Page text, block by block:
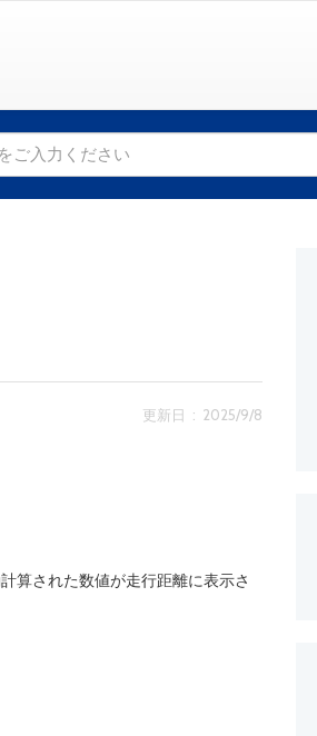
更新日 : 2025/9/8
算された数値が走行距離に表示さ